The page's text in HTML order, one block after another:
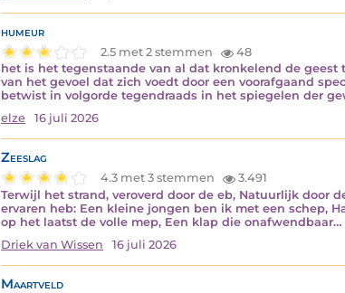
humeur
2.5 met 2 stemmen
48
het is het tegenstaande van al dat kronkelend de
van het gevoel dat zich voedt door een voorafgaand
betwist in volgorde tegendraads in het spiegelen der
elze
16 juli 2026
Zeeslag
4.3 met 3 stemmen
3.491
Terwijl het strand, veroverd door de eb, Natuurlijk door
ervaren heb: Een kleine jongen ben ik met een schep,
op het laatst de volle mep, Een klap die onafwendbaar…
Driek van Wissen
16 juli 2026
Maartveld